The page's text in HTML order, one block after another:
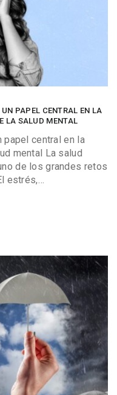
PAPEL CENTRAL EN LA
LA SALUD MENTAL
papel central en la
mental La salud
de los grandes retos
estrés,…